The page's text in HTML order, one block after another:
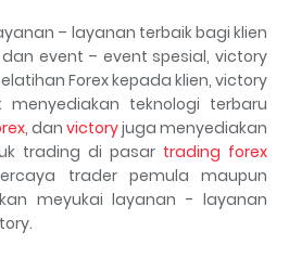
– layanan terbaik bagi klien
event – event spesial, victory
Forex kepada klien, victory
menyediakan teknologi terbaru
, dan victoryjuga menyediakan
trading di pasar trading forex
trader pemula maupun
meyukai layanan - layanan